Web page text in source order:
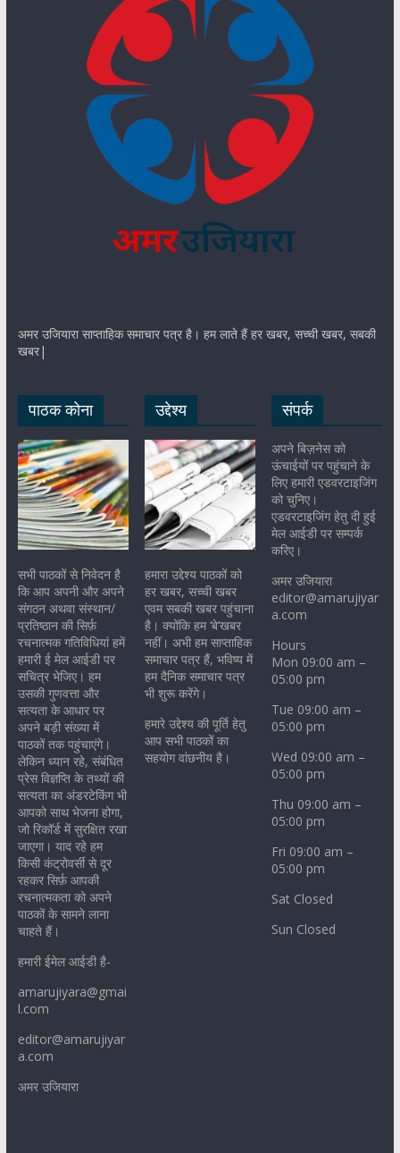
अमर उजियारा साप्ताहिक समाचार पत्र है। हम लाते हैं हर खबर, सच्ची खबर, सबकी
खबर|
पाठक कोना
सभी पाठकों से निवेदन है
कि आप अपनी और अपने
संगठन अथवा संस्थान/
प्रतिष्ठान की सिर्फ़
रचनात्मक गतिविधियां हमें
हमारी ई मेल आईडी पर
सचित्र भेजिए। हम
उसकी गुणवत्ता और
सत्यता के आधार पर
अपने बड़ी संख्या में
पाठकों तक पहुंचाएंगे।
लेकिन ध्यान रहे, संबंधित
प्रेस विज्ञप्ति के तथ्यों की
सत्यता का अंडरटेकिंग भी
आपको साथ भेजना होगा,
जो रिकॉर्ड में सुरक्षित रखा
जाएगा। याद रहे हम
किसी कंट्रोवर्सी से दूर
रहकर सिर्फ़ आपकी
रचनात्मकता को अपने
पाठकों के सामने लाना
चाहते हैं।
हमारी ईमेल आईडी है-
amarujiyara@gmai
l.com
editor@amarujiyar
a.com
अमर उजियारा
उद्देश्य
हमारा उद्देश्य पाठकों को
हर खबर, सच्ची खबर
एवम सबकी खबर पहुंचाना
है। क्योंकि हम ‘बे’खबर
नहीं। अभी हम साप्ताहिक
समाचार पत्र हैं, भविष्य में
हम दैनिक समाचार पत्र
भी शुरू करेंगे।
हमारे उद्देश्य की पूर्ति हेतु
आप सभी पाठकों का
सहयोग वांछनीय है।
संपर्क
अपने बिज़नेस को
ऊंचाईयों पर पहुंचाने के
लिए हमारी एडवरटाइजिंग
को चुनिए।
एडवरटाइजिंग हेतु दी हुई
मेल आईडी पर सम्पर्क
करिए।
अमर उजियारा
editor@amarujiyar
a.com
Hours
Mon 09:00 am –
05:00 pm
Tue 09:00 am –
05:00 pm
Wed 09:00 am –
05:00 pm
Thu 09:00 am –
05:00 pm
Fri 09:00 am –
05:00 pm
Sat Closed
Sun Closed